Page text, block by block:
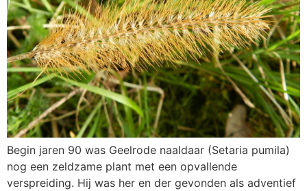
Begin jaren 90 was Geelrode naaldaar (Setaria pumila)
nog een zeldzame plant met een opvallende
verspreiding. Hij was her en der gevonden als adventief